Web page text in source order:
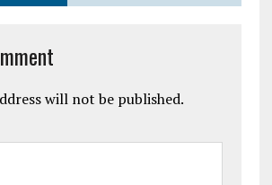
will not be published.